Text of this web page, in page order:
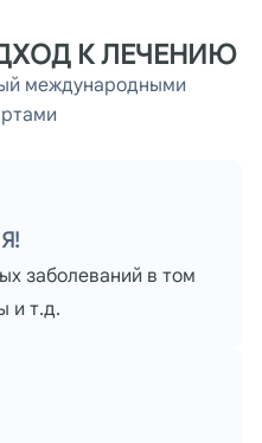
К ЛЕЧЕНИЮ
международными
заболеваний в том
и т.д.